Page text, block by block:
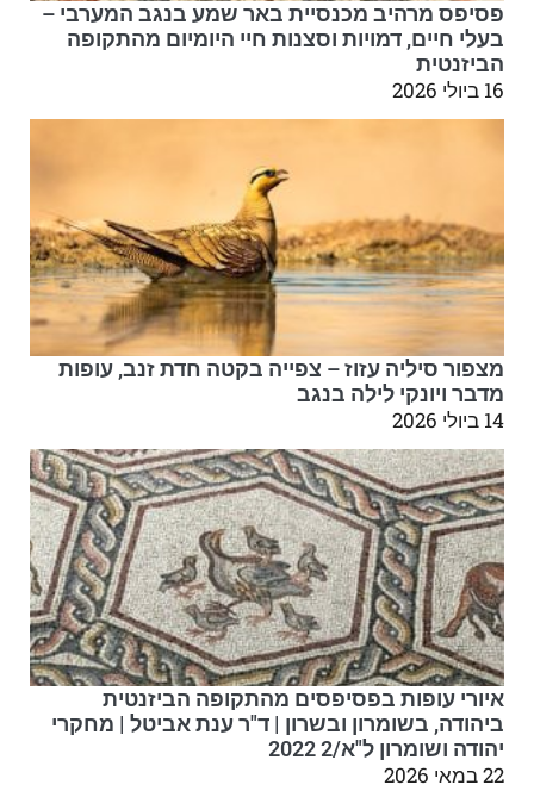
פסיפס מרהיב מכנסיית באר שמע בנגב המערבי –
בעלי חיים, דמויות וסצנות חיי היומיום מהתקופה
הביזנטית
16 ביולי 2026
מצפור סיליה עזוז – צפייה בקטה חדת זנב, עופות
מדבר ויונקי לילה בנגב
14 ביולי 2026
איורי עופות בפסיפסים מהתקופה הביזנטית
ביהודה, בשומרון ובשרון | ד"ר ענת אביטל | מחקרי
יהודה ושומרון ל"א/2 2022
22 במאי 2026